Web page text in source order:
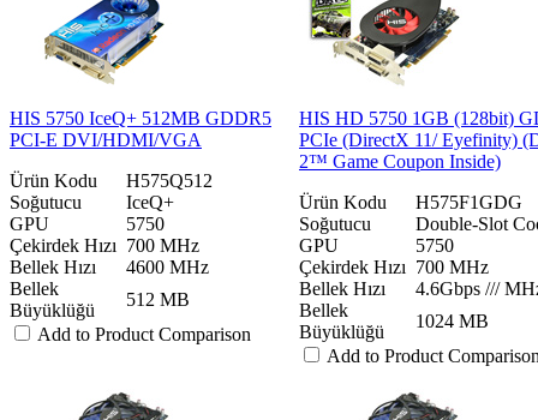
HIS 5750 IceQ+ 512MB GDDR5
PCI-E DVI/HDMI/VGA
Ürün Kodu
H575Q512
Soğutucu
IceQ+
GPU
5750
Çekirdek Hızı 700 MHz
Bellek Hızı
4600 MHz
Bellek
Büyüklüğü
512 MB
Add to Product Comparison
HIS HD 5750 1GB (128bit)
PCIe (DirectX 11/ Eyefinity)
2™ Game Coupon Inside)
Ürün Kodu
H575F1GDG
Soğutucu
Double-Slot
GPU
5750
Çekirdek Hızı 700 MHz
Bellek Hızı
4.6Gbps ///
Bellek
Büyüklüğü
1024 MB
Add to Product